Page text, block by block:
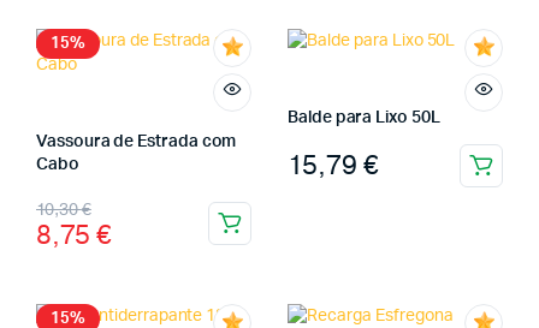
15%
Vassoura de Estrada com
Cabo
10,30€
8,75 €
Balde para Lixo 50L
15,79 €
15%